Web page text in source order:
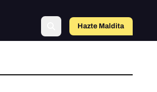
Hazte Maldita